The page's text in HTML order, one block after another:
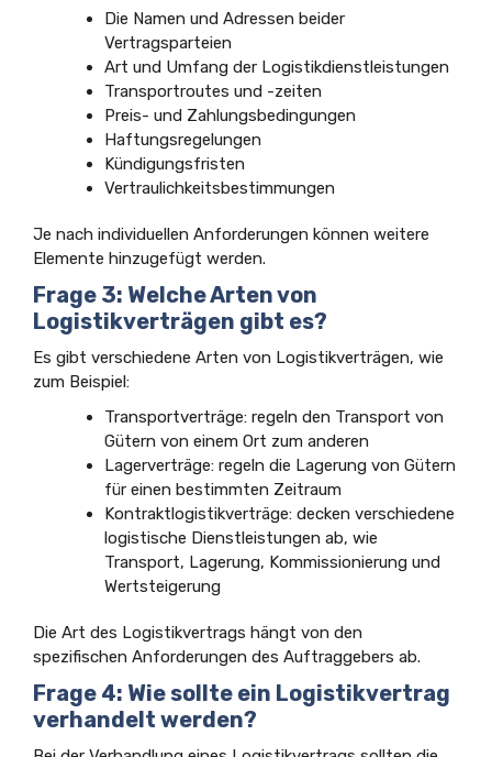
Die Namen und Adressen beider
Vertragsparteien
Art und Umfang der Logistikdienstleistungen
Transportroutes und -zeiten
Preis- und Zahlungsbedingungen
Haftungsregelungen
Kündigungsfristen
Vertraulichkeitsbestimmungen
Je nach individuellen Anforderungen können weitere
Elemente hinzugefügt werden.
Frage 3: Welche Arten von
Logistikverträgen gibt es?
Es gibt verschiedene Arten von Logistikverträgen, wie
zum Beispiel:
Transportverträge: regeln den Transport von
Gütern von einem Ort zum anderen
Lagerverträge: regeln die Lagerung von Gütern
für einen bestimmten Zeitraum
Kontraktlogistikverträge: decken verschiedene
logistische Dienstleistungen ab, wie
Transport, Lagerung, Kommissionierung und
Wertsteigerung
Die Art des Logistikvertrags hängt von den
spezifischen Anforderungen des Auftraggebers ab.
Frage 4: Wie sollte ein Logistikvertrag
verhandelt werden?